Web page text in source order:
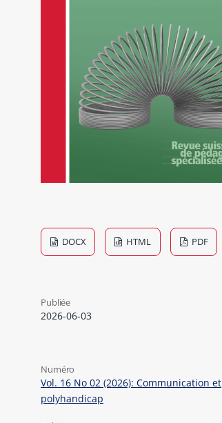
DOCX HTML PDF
Publiée
2026-06-03
Numéro
Vol. 16 No 02 (2026): Communication et
polyhandicap